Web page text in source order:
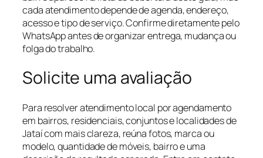
cada atendimento depende de agenda, endereço,
acesso e tipo de serviço. Confirme diretamente pelo
WhatsApp antes de organizar entrega, mudança ou
folga do trabalho.
Solicite uma avaliação
Para resolver atendimento local por agendamento
em bairros, residenciais, conjuntos e localidades de
Jataí com mais clareza, reúna fotos, marca ou
modelo, quantidade de móveis, bairro e uma